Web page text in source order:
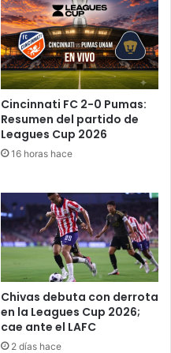
Cincinnati FC 2-0 Pumas:
Resumen del partido de
Leagues Cup 2026
16 horas hace
Chivas debuta con derrota
en la Leagues Cup 2026;
cae ante el LAFC
2 días hace